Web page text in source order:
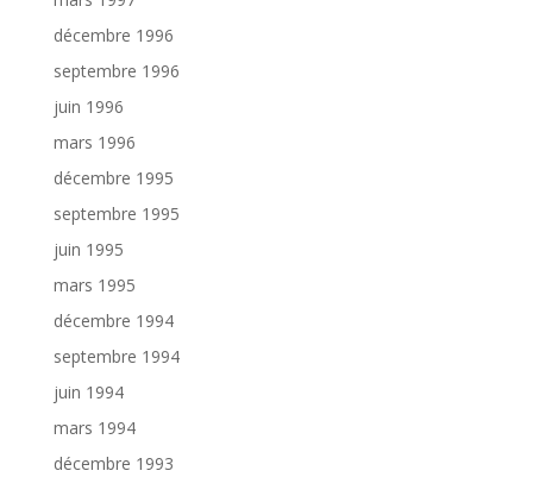
décembre 1996
septembre 1996
juin 1996
mars 1996
décembre 1995
septembre 1995
juin 1995
mars 1995
décembre 1994
septembre 1994
juin 1994
mars 1994
décembre 1993